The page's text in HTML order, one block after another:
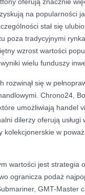
na popularności
stał się
poza tradycyjnymi
wzrost wartości
wielu funduszy
się w
Chrono24,
umożliwiają handel
dilerzy oferują usługi
kolekcjonerskie w
wartości jest strategia
ogranicza podaż
GMT-Master